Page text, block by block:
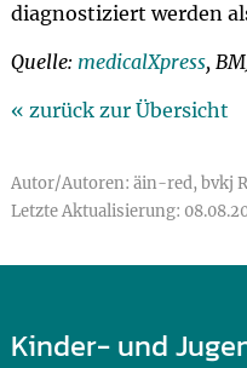
diagnostiziert werden
Quelle: medicalXpress,
« zurück zur Übersicht
Autor/Autoren: äin-red, bvkj
Letzte Aktualisierung:
Kinder- und